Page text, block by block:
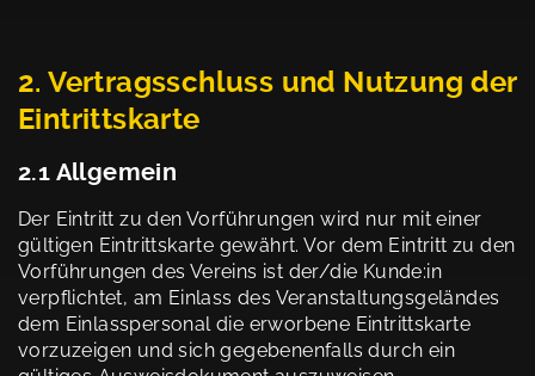
2. Vertragsschluss und Nutzung der
Eintrittskarte
2.1 Allgemein
Der Eintritt zu den Vorführungen wird nur mit einer
gültigen Eintrittskarte gewährt. Vor dem Eintritt zu den
Vorführungen des Vereins ist der/die Kunde:in
verpflichtet, am Einlass des Veranstaltungsgeländes
dem Einlasspersonal die erworbene Eintrittskarte
vorzuzeigen und sich gegebenenfalls durch ein